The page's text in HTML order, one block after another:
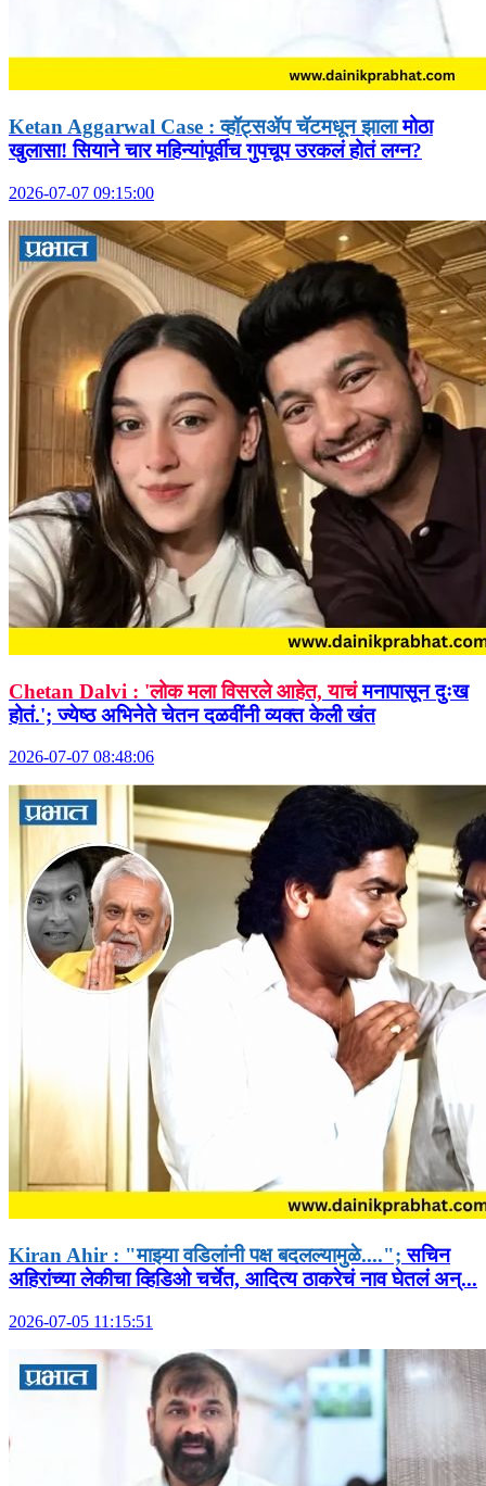
Ketan Aggarwal Case : व्हॉट्सॲप चॅटमधून झाला मोठा
खुलासा! सियाने चार महिन्यांपूर्वीच गुपचूप उरकलं होतं लग्न?
2026-07-07 09:15:00
Chetan Dalvi : 'लोक मला विसरले आहेत, याचं मनापासून दुःख
होतं.'; ज्येष्ठ अभिनेते चेतन दळवींनी व्यक्त केली खंत
2026-07-07 08:48:06
Kiran Ahir : "माझ्या वडिलांनी पक्ष बदलल्यामुळे...."; सचिन
अहिरांच्या लेकीचा व्हिडिओ चर्चेत, आदित्य ठाकरेचं नाव घेतलं अन्...
2026-07-05 11:15:51